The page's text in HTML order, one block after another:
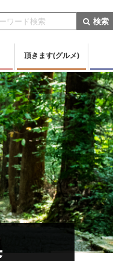
検索
頂きます(グルメ)